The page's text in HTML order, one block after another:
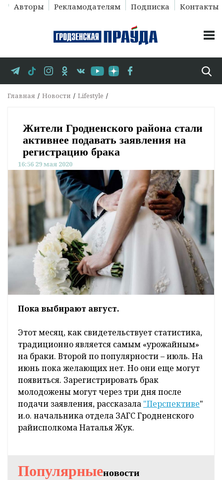
Авторы Рекламодателям Подписка Контакты
Главная Новости Lifestyle
Жители Гродненского района стали
активнее подавать заявления на
регистрацию брака
16:56 29 мая 2020
Пока выбирают август.
Этот месяц, как свидетельствует статистика,
традиционно является самым «урожайным»
на браки. Второй по популярности – июль. На
июнь пока желающих нет. Но они еще могут
появиться. Зарегистрировать брак
молодожены могут через три дня после
подачи заявления, рассказала "Перспективе"
и.о. начальника отдела ЗАГС Гродненского
райисполкома Наталья Жук.
Популярныеновости